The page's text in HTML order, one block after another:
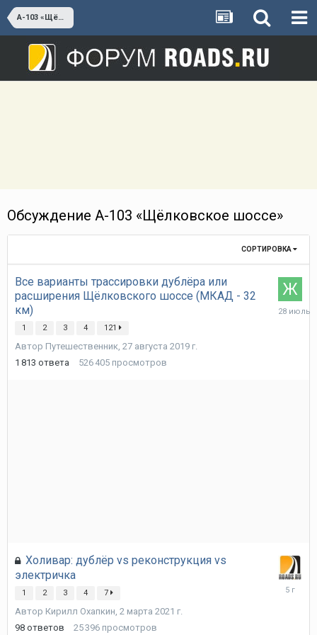
А-103 «Щёлковское шоссе»
Обсуждение А-103 «Щёлковское шоссе»
СОРТИРОВКА
Все варианты трассировки дублёра или
расширения Щёлковского шоссе (МКАД - 32
км)
1 2 3 4 121
Автор Путешественник, 27 августа 2019 г.
1 813 ответа 526 405 просмотров
28
Холивар: дублёр vs реконструкция vs
электричка
1 2 3 4 7
Автор Кирилл Охапкин, 2 марта 2021 г.
98 ответов 25 396 просмотров